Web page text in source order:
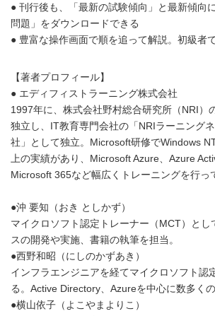
● 刊行後も、「最新の試験傾向」と最新傾向
問題」をダウンロードできる
● 豊富な操作画面で順を追って解説。初級者
【著者プロフィール】
● エディフィストラーニング株式会社
1997年に、株式会社野村総合研究所（NRI）
独立し、IT教育専門会社の「NRIラーニング
社」として独立。Microsoft研修でWindows
上の実績があり、Microsoft Azure、Azure
Microsoft 365など幅広くトレーニングを行っ
●沖 要知（おき としかず）
マイクロソフト認定トレーナー（MCT）とし
スの開発や実施、書籍の執筆を担当。
●西野和昭（にしのかずあき）
インフラエンジニアを経てマイクロソフト認
る。Active Directory、Azureを中心に数多く
●横山依子（よこやまよりこ）